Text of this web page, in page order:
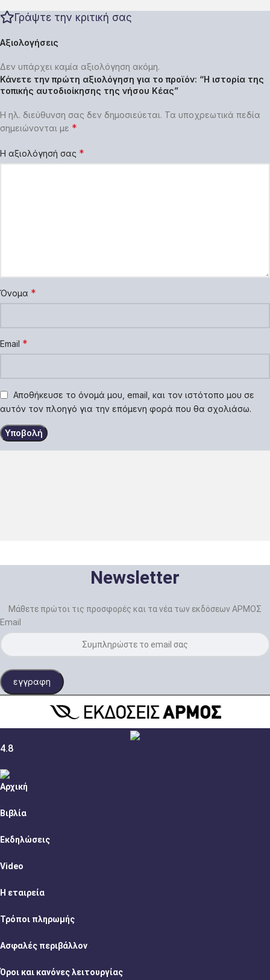
Γράψτε την κριτική σας
Αξιολογήσεις
Δεν υπάρχει καμία αξιολόγηση ακόμη.
Κάνετε την πρώτη αξιολόγηση για το προϊόν: “Η ιστορία της
τοπικής αυτοδιοίκησης της νήσου Κέας”
Η ηλ. διεύθυνση σας δεν δημοσιεύεται. Τα υποχρεωτικά πεδία
σημειώνονται με *
Η αξιολόγησή σας *
Όνομα *
Email *
Αποθήκευσε το όνομά μου, email, και τον ιστότοπο μου σε
αυτόν τον πλοηγό για την επόμενη φορά που θα σχολιάσω.
Newsletter
Μάθετε πρώτοι τις προσφορές και τα νέα των εκδόσεων ΑΡΜΟΣ
Email
εγγραφη
4.8
Αρχική
Βιβλία
Εκδηλώσεις
Video
Η εταιρεία
Τρόποι πληρωμής
Ασφαλές περιβάλλον
Όροι και κανόνες λειτουργίας